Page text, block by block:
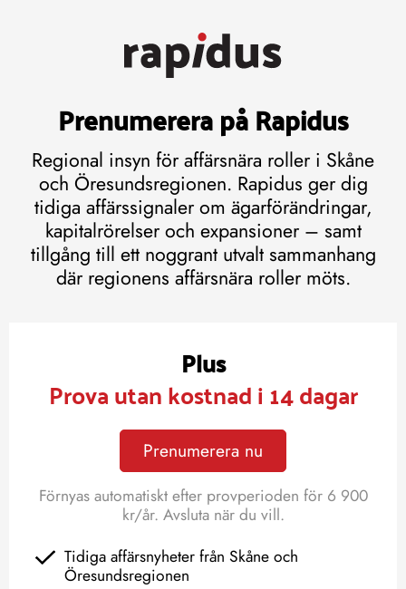
Prenumerera på Rapidus
Regional insyn för affärsnära roller i Skåne
och Öresundsregionen. Rapidus ger dig
tidiga affärssignaler om ägarförändringar,
kapitalrörelser och expansioner – samt
tillgång till ett noggrant utvalt sammanhang
där regionens affärsnära roller möts.
Plus
Prova utan kostnad i 14 dagar
Prenumerera nu
Förnyas automatiskt efter provperioden för 6 900
kr/år. Avsluta när du vill.
Tidiga affärsnyheter från Skåne och
Öresundsregionen